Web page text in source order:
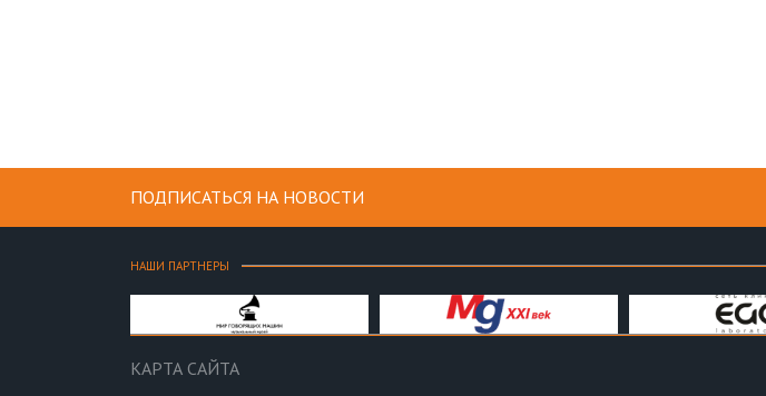
ПОДПИСАТЬСЯ НА НОВОСТИ
НАШИ ПАРТНЕРЫ
КАРТА САЙТА